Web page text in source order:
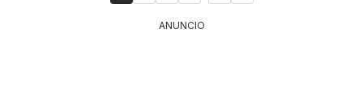
ANUNCIO